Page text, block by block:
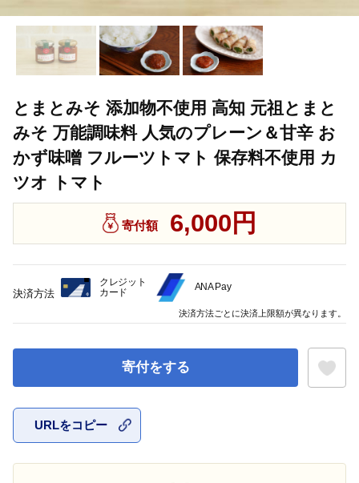
とまとみそ 添加物不使用 高知 元祖とまと
みそ 万能調味料 人気のプレーン＆甘辛 お
かず味噌 フルーツトマト 保存料不使用 カ
ツオ トマト
寄付額 6,000円
寄付をする
URLをコピー
決済方法
クレジット
カード
ANA Pay
決済方法ごとに決済上限額が異なります。